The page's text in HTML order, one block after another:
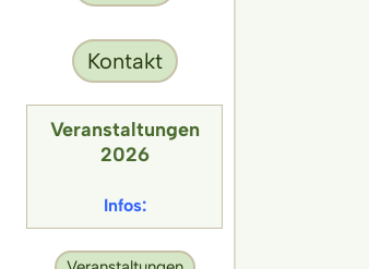
Kontakt
Veranstaltungen
2026
Infos: